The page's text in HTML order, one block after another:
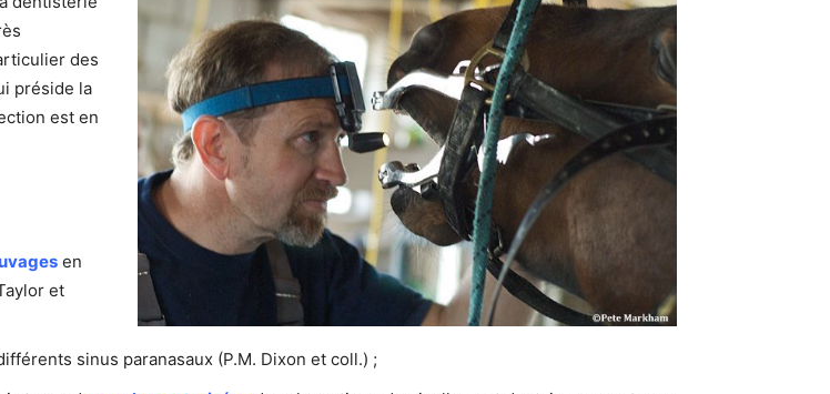
des
préside la
est en
en
et
sinus paranasaux (P.M. Dixon et coll.) ;